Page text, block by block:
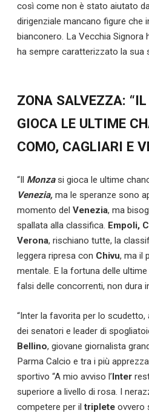
così come non è stato aiutato
dirigenziale mancano figure che
bianconero. La Vecchia Signora
ha sempre caratterizzato la sua
ZONA SALVEZZA:
GIOCA LE ULTIME
COMO, CAGLIARI E
“Il Monzasi gioca le ultime
Venezia, ma le speranze sono
momento del Venezia, ma
spallata alla classifica. Empoli,
Verona, rischiano tutte, la
leggera ripresa con Chivu, ma il
mentale. E la fortuna delle
falsi delle concorrenti, non dura
“Inter la favorita per lo scudetto,
dei senatori e leader di
Bellino, giovane giornalista
Parma Calcio e tra i più
sportivo “A mio avviso l’Inter
superiore a livello di rosa. I
competere per iltriplete ovvero